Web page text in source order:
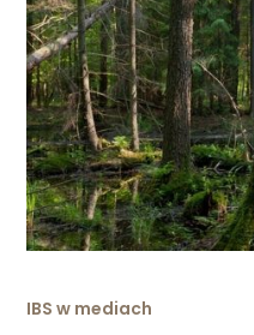
IBS w mediach